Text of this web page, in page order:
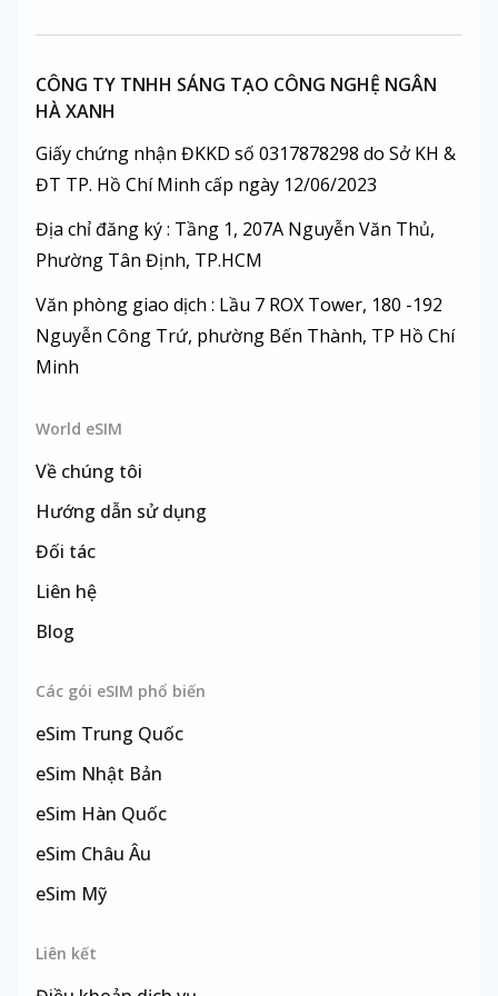
CÔNG TY TNHH SÁNG TẠO CÔNG NGHỆ NGÂN
HÀ XANH
Giấy chứng nhận ĐKKD số 0317878298 do Sở KH &
ĐT TP. Hồ Chí Minh cấp ngày 12/06/2023
Địa chỉ đăng ký : Tầng 1, 207A Nguyễn Văn Thủ,
Phường Tân Định, TP.HCM
Văn phòng giao dịch : Lầu 7 ROX Tower, 180 -192
Nguyễn Công Trứ, phường Bến Thành, TP Hồ Chí
Minh
World eSIM
Về chúng tôi
Hướng dẫn sử dụng
Đối tác
Liên hệ
Blog
Các gói eSIM phổ biến
eSim Trung Quốc
eSim Nhật Bản
eSim Hàn Quốc
eSim Châu Âu
eSim Mỹ
Liên kết